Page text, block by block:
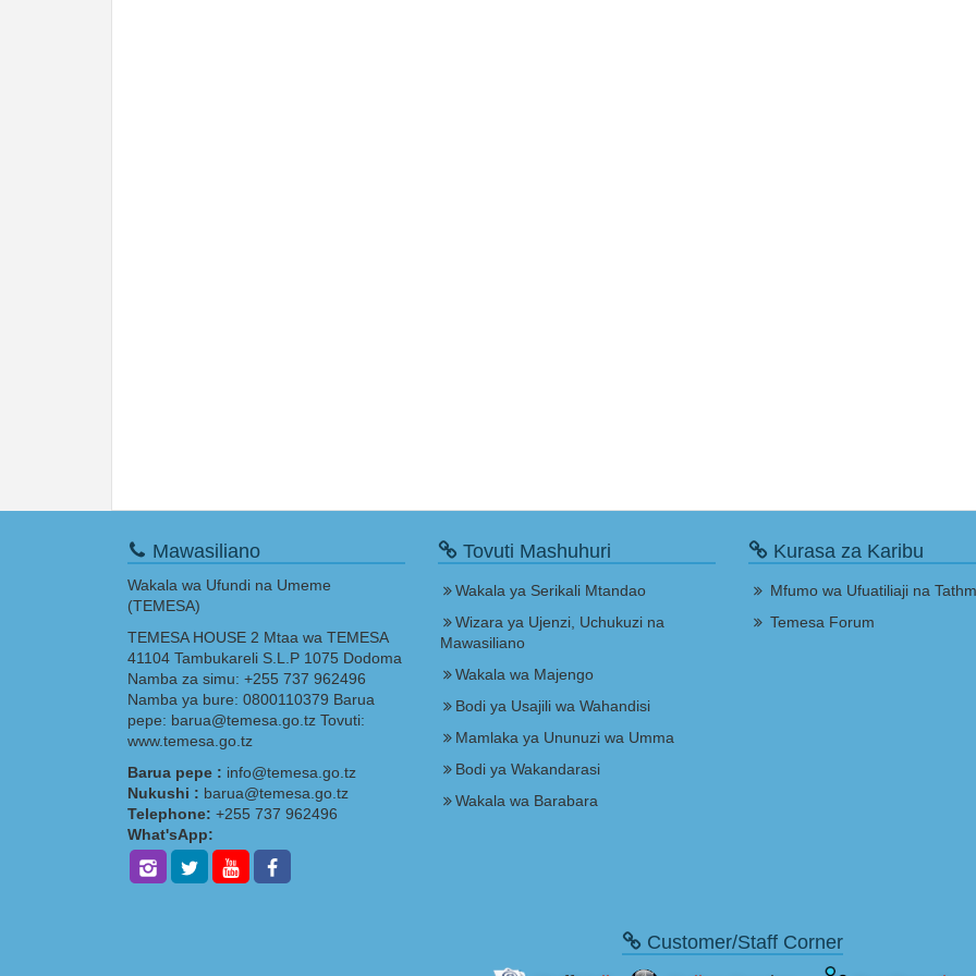
Mawasiliano
Wakala wa Ufundi na Umeme
(TEMESA)
TEMESA HOUSE 2 Mtaa wa TEMESA
41104 Tambukareli S.L.P 1075 Dodoma
Namba za simu: +255 737 962496
Namba ya bure: 0800110379 Barua
pepe: barua@temesa.go.tz Tovuti:
www.temesa.go.tz
Barua pepe : info@temesa.go.tz
Nukushi : barua@temesa.go.tz
Telephone: +255 737 962496
What'sApp:
Tovuti Mashuhuri
Wakala ya Serikali Mtandao
Wizara ya Ujenzi, Uchukuzi na
Mawasiliano
Wakala wa Majengo
Bodi ya Usajili wa Wahandisi
Mamlaka ya Ununuzi wa Umma
Bodi ya Wakandarasi
Wakala wa Barabara
Kurasa za Karibu
Mfumo wa Ufuatiliaji na
Temesa Forum
Customer/Staff Corner